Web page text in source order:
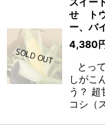
せ トウ
ー、バ
4,380
とっ
しがこ
う？ 超
コシ（